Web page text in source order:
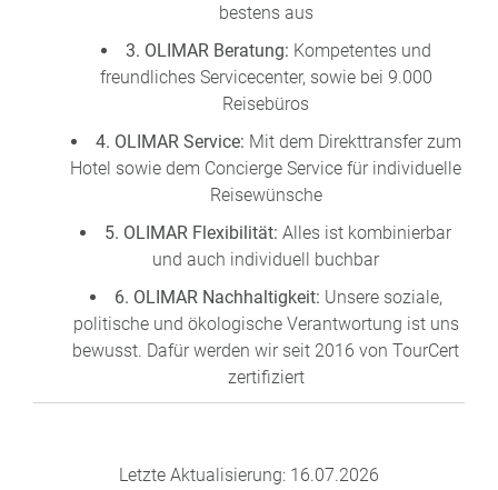
bestens aus
3. OLIMAR Beratung: Kompetentes und
freundliches Servicecenter, sowie bei 9.000
Reisebüros
4. OLIMAR Service: Mit dem Direkttransfer zum
Hotel sowie dem Concierge Service für individuelle
Reisewünsche
5. OLIMAR Flexibilität: Alles ist kombinierbar
und auch individuell buchbar
6. OLIMAR Nachhaltigkeit: Unsere soziale,
politische und ökologische Verantwortung ist uns
bewusst. Dafür werden wir seit 2016 von TourCert
zertifiziert
Letzte Aktualisierung: 16.07.2026